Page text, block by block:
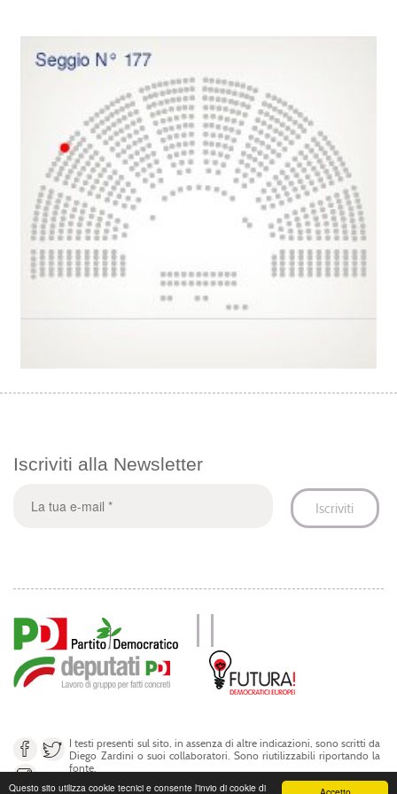
Questo sito utilizza cookie tecnici e consente l'invio di cookie di
Iscriviti alla Newsletter
I testi presenti sul sito, in assenza di altre indicazioni, sono scritti da
Diego Zardini o suoi collaboratori. Sono riutilizzabili riportando la
fonte.